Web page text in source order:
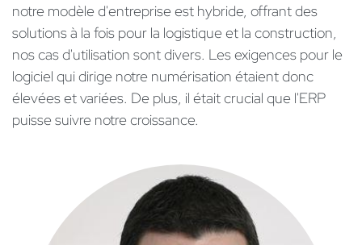
notre modèle d'entreprise est hybride, offrant des
solutions à la fois pour la logistique et la construction,
nos cas d'utilisation sont divers. Les exigences pour le
logiciel qui dirige notre numérisation étaient donc
élevées et variées. De plus, il était crucial que l'ERP
puisse suivre notre croissance.